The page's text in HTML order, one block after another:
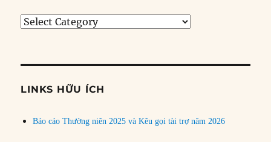
Tìm
đề
LINKS HỮU ÍCH
Báo cáo Thường niên 2025 và Kêu gọi tài trợ năm 2026